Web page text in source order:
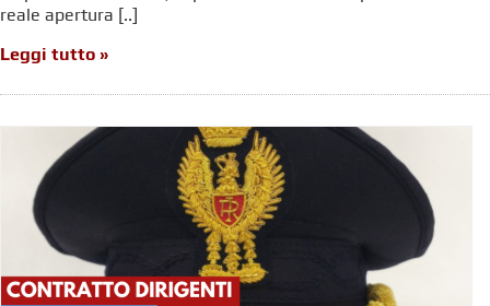
reale apertura [..]
Leggi tutto »